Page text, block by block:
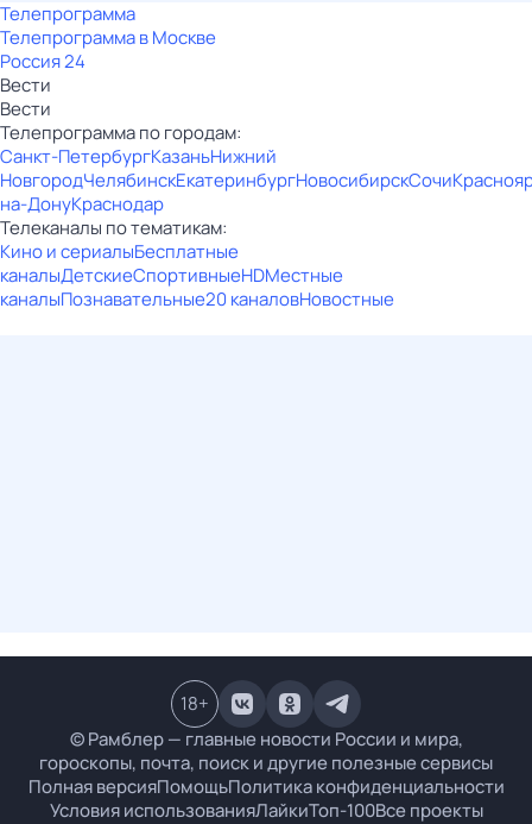
Телепрограмма
Телепрограмма в Москве
Россия 24
Вести
Вести
Телепрограмма по городам:
Санкт-ПетербургКазаньНижний
НовгородЧелябинскЕкатеринбургНовосибирскСочи
на-ДонуКраснодар
Телеканалы по тематикам:
Кино и сериалыБесплатные
каналыДетскиеСпортивныеHDМестные
каналыПознавательные20 каналовНовостные
© Рамблер — главные новости России и мира,
гороскопы, почта, поиск и другие полезные сервисы
Полная версияПомощьПолитика конфиденциальности
Условия использованияЛайкиТоп-100Все проекты
18+